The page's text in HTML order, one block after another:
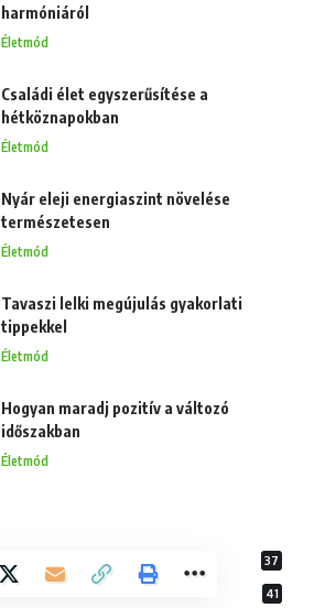
harmóniáról
Életmód
Családi élet egyszerűsítése a
hétköznapokban
Életmód
Nyár eleji energiaszint növelése
természetesen
Életmód
Tavaszi lelki megújulás gyakorlati
tippekkel
Életmód
Hogyan maradj pozitív a változó
időszakban
Életmód
37
41